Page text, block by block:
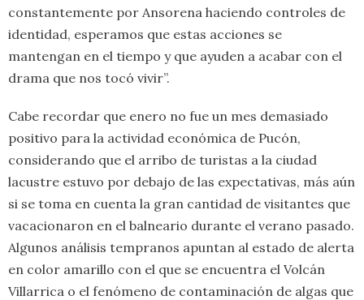
constantemente por Ansorena haciendo controles de
identidad, esperamos que estas acciones se
mantengan en el tiempo y que ayuden a acabar con el
drama que nos tocó vivir”.
Cabe recordar que enero no fue un mes demasiado
positivo para la actividad económica de Pucón,
considerando que el arribo de turistas a la ciudad
lacustre estuvo por debajo de las expectativas, más aún
si se toma en cuenta la gran cantidad de visitantes que
vacacionaron en el balneario durante el verano pasado.
Algunos análisis tempranos apuntan al estado de alerta
en color amarillo con el que se encuentra el Volcán
Villarrica o el fenómeno de contaminación de algas que